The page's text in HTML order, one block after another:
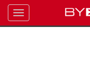
Toggle
navigation